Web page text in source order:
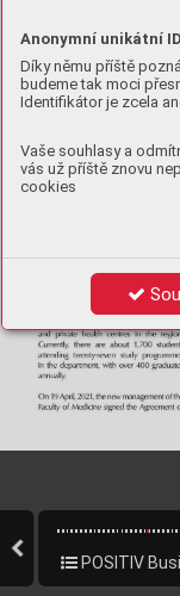
Anonymní unikátní ID
Díky němu příště
budeme tak moci
Identifikátor je zcela
Vaše souhlasy a
vás už příště znovu
cookies
POSITIV